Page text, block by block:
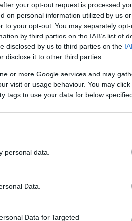
your opt-out request is processed
on personal information utilized by us
to your opt-out. You may separately
by third parties on the IAB’s list of
disclosed by us to third parties on the
disclose it to other third parties.
or more Google services and may
visit or usage behaviour. You may
tags to use your data for below
personal data.
Data.
Data for Targeted
το 1967.
πήρε μεταγραφή
έμαθαν ότι μιλάει με
τον ένταξαν στο δυναμικό
και «ο γίγαντας» ενώ
Ρίνο Μαρτίνι, τόν
όπου αγωνίστηκε στο
1959, φόρεσε για πρώτη
τής Εθνικής μας με